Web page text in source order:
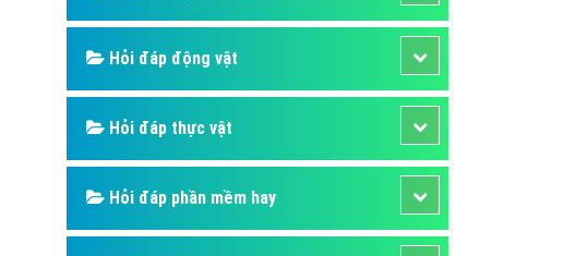
Phần mềm ứng dụng hay
Hỏi đáp động vật
Hỏi đáp thực vật
Hỏi đáp phần mềm hay